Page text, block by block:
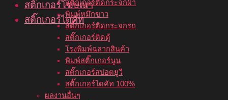
สติ๊กเกอร์ติดกระจกฝ้า
พิมพ์หมึกขาว
สติ๊กเกอร์ติดกระจกรถ
สติ๊กเกอร์ติดตู้
โรงพิมพ์ฉลากสินค้า
พิมพ์สติ๊กเกอร์นูน
สติ๊กเกอร์สปอตยูวี
สติ๊กเกอร์ไดคัท 100%
ผลงานอื่นๆ
สติ๊กเกอร์โฆษณา
สติ๊กเกอร์ไดคัท